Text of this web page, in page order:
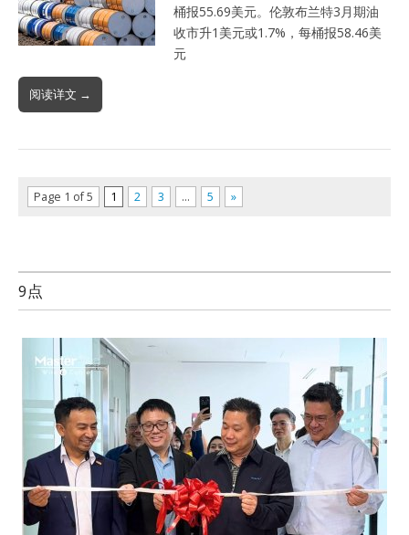
桶报55.69美元。伦敦布兰特3月期油
收市升1美元或1.7%，每桶报58.46美
元
阅读详文 →
Page 1 of 5 1 2 3 … 5 »
9点